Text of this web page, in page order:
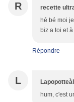
R recette
hé bé moi
biz a toi et
Répondre
L
hum, c'est